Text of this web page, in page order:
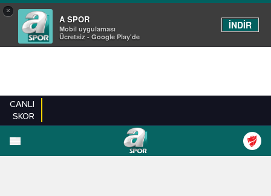
×
A SPOR
Mobil uygulaması
Ücretsiz - Google Play'de
İNDİR
CANLI
SKOR